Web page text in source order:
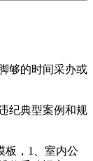
够的时间采办或
纪典型案例和规
板，1、室内公